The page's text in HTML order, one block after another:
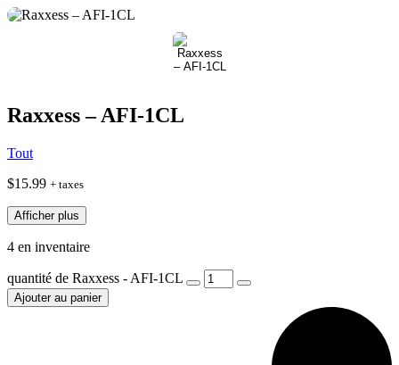
Raxxess – AFI-1CL
Tout
$15.99 + taxes
Afficher plus
4 en inventaire
quantité de Raxxess - AFI-1CL
Ajouter au panier